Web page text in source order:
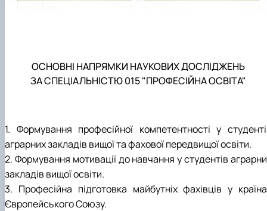
ОСНОВНІ НАПРЯМКИ НАУКОВИХ ДОСЛІДЖЕНЬ
ЗА СПЕЦІАЛЬНІСТЮ 015 "ПРОФЕСІЙНА ОСВІТА"
1. Формування професійної компетентності у
аграрних закладів вищої та фахової передвищої освіти.
2. Формування мотивації до навчання у студентів
закладів вищої освіти.
3. Професійна підготовка майбутніх фахівців у
Європейського Союзу.